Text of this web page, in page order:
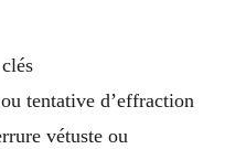
tentative d’effraction
vétuste ou